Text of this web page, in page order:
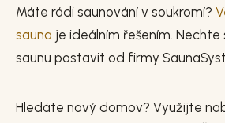
Máte rádi saunování v soukromí?
sauna je ideálním řešením. Nechte
saunu postavit od firmy
Hledáte nový domov? Využijte